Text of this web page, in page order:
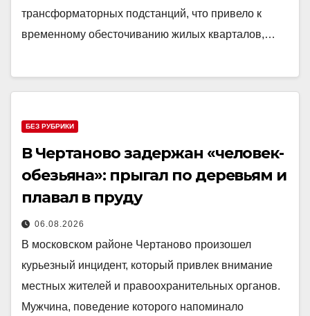
трансформаторных подстанций, что привело к
временному обесточиванию жилых кварталов,…
БЕЗ РУБРИКИ
В Чертаново задержан «человек-
обезьяна»: прыгал по деревьям и
плавал в пруду
06.08.2026
В московском районе Чертаново произошел
курьезный инцидент, который привлек внимание
местных жителей и правоохранительных органов.
Мужчина, поведение которого напоминало